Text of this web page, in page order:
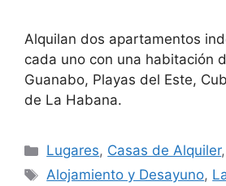
Alquilan dos apartamentos
cada uno con una habitación
Guanabo, Playas del Este,
de La Habana.
Categories
Lugares, Casas de Alquiler,
Tags
Alojamiento y Desayuno,